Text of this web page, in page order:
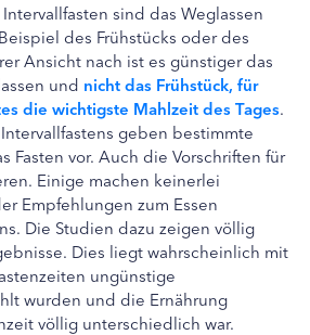
sind das Weglassen
des Frühstücks oder des
Ansicht nach ist es günstiger das
und nicht das Frühstück, für
die wichtigste Mahlzeit des Tages.
geben bestimmte
Fasten vor. Auch die Vorschriften für
Einige machen keinerlei
Empfehlungen zum Essen
Die Studien dazu zeigen völlig
Dies liegt wahrscheinlich mit
ungünstige
wurden und die Ernährung
völlig unterschiedlich war.